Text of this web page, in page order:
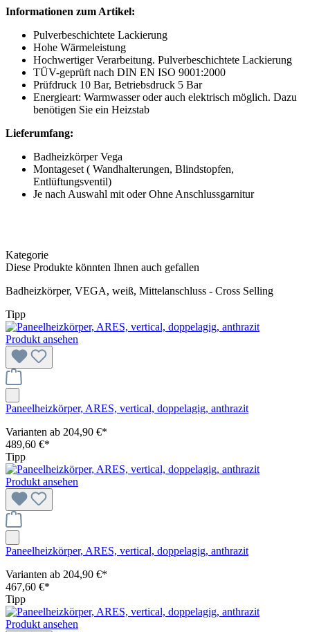
Informationen zum Artikel:
Pulverbeschichtete Lackierung
Hohe Wärmeleistung
Hochwertiger Verarbeitung. Pulverbeschichtete Lackierung
TÜV-geprüft nach DIN EN ISO 9001:2000
Prüfdruck 10 Bar, Betriebsdruck 5 Bar
Energieart: Warmwasser oder auch elektrisch möglich. Dazu
benötigen Sie ein Heizstab
Lieferumfang:
Badheizkörper Vega
Montageset ( Wandhalterungen, Blindstopfen,
Entlüftungsventil)
Je nach Auswahl mit oder Ohne Anschlussgarnitur
Kategorie
Diese Produkte könnten Ihnen auch gefallen
Badheizkörper, VEGA, weiß, Mittelanschluss - Cross Selling
Tipp
Produkt ansehen
Paneelheizkörper, ARES, vertical, doppelagig, anthrazit
Varianten ab 204,90 €*
489,60 €*
Tipp
Produkt ansehen
Paneelheizkörper, ARES, vertical, doppelagig, anthrazit
Varianten ab 204,90 €*
467,60 €*
Tipp
Produkt ansehen